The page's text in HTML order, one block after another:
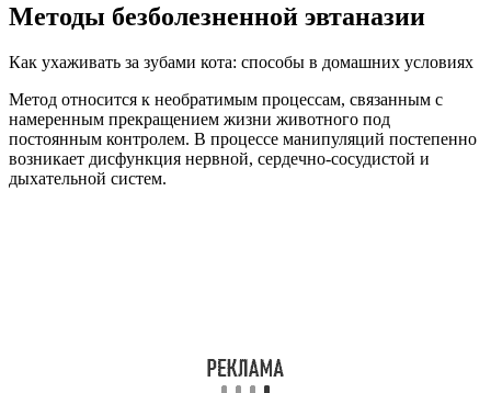
Методы безболезненной эвтаназии
Как ухаживать за зубами кота: способы в домашних условиях
Метод относится к необратимым процессам, связанным с
намеренным прекращением жизни животного под
постоянным контролем. В процессе манипуляций постепенно
возникает дисфункция нервной, сердечно-сосудистой и
дыхательной систем.